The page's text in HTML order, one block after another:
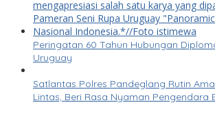
Peringatan 60 Tahun Hubungan
Uruguay
Satlantas Polres Pandeglang Rutin
Lintas, Beri Rasa Nyaman Pengendara